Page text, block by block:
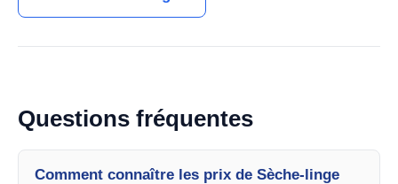
Questions fréquentes
Comment connaître les prix de Sèche-linge